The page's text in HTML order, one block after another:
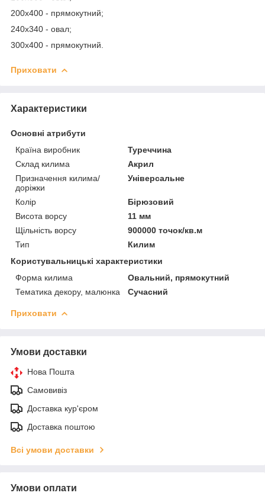
200х400 - прямокутний;
240х340 - овал;
300х400 - прямокутний.
Приховати
Характеристики
Основні атрибути
Країна виробник
Туреччина
Склад килима
Акрил
Призначення килима/
доріжки
Універсальне
Колір
Бірюзовий
Висота ворсу
11 мм
Щільність ворсу
900000 точок/кв.м
Тип
Килим
Користувальницькі характеристики
Форма килима
Овальний, прямокутний
Тематика декору, малюнка
Сучасний
Приховати
Умови доставки
Нова Пошта
Самовивіз
Доставка кур'єром
Доставка поштою
Всі умови доставки
Умови оплати